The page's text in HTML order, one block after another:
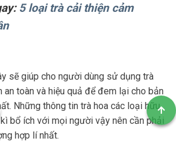
5 loại trà cải thiện cảm
sẽ giúp cho người dùng sử dụng trà
toàn và hiệu quả để đem lại cho bản
Những thông tin trà hoa các loại hữu
bổ ích với mọi người vậy nên cần phải
hợp lí nhất.